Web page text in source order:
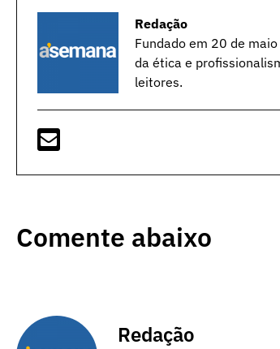
Redação
Fundado em 20 de
da ética e
leitores.
Comente abaixo
Redação